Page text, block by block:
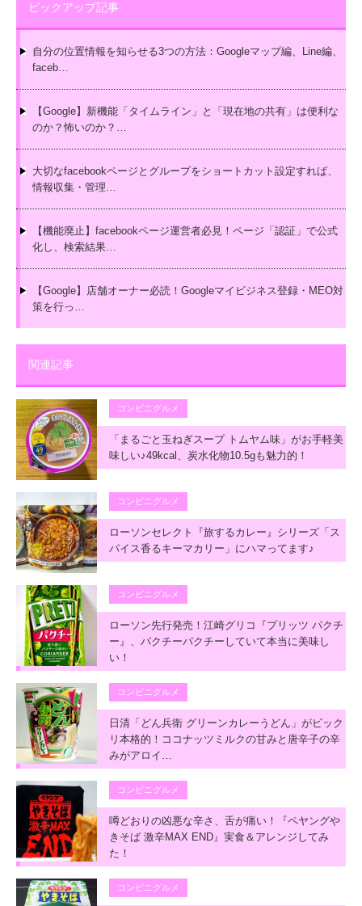
ピックアップ記事
自分の位置情報を知らせる3つの方法：Googleマップ編、Line編、
faceb…
【Google】新機能「タイムライン」と「現在地の共有」は便利な
のか？怖いのか？…
大切なfacebookページとグループをショートカット設定すれば、
情報収集・管理…
【機能廃止】facebookページ運営者必見！ページ「認証」で公式
化し、検索結果…
【Google】店舗オーナー必読！Googleマイビジネス登録・MEO対
策を行っ…
関連記事
コンビニグルメ
「まるごと玉ねぎスープ トムヤム味」がお手軽美
味しい♪49kcal、炭水化物10.5gも魅力的！
コンビニグルメ
ローソンセレクト『旅するカレー』シリーズ「ス
パイス香るキーマカリー」にハマってます♪
コンビニグルメ
ローソン先行発売！江崎グリコ『プリッツ パクチ
ー』、パクチーパクチーしていて本当に美味し
い！
コンビニグルメ
日清「どん兵衛 グリーンカレーうどん」がビック
リ本格的！ココナッツミルクの甘みと唐辛子の辛
みがアロイ…
コンビニグルメ
噂どおりの凶悪な辛さ、舌が痛い！『ペヤングや
きそば 激辛MAX END』実食＆アレンジしてみ
た！
コンビニグルメ